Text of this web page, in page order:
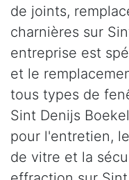
de joints,
charnières sur
entreprise est
et le
tous types de
Sint Denijs
pour l'entretien,
de vitre et la